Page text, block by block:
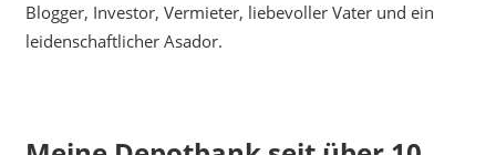
Blogger, Investor, Vermieter, liebevoller Vater und ein
leidenschaftlicher Asador.